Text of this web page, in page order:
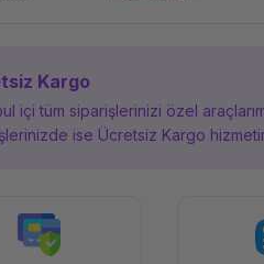
Kargo
içi tüm siparişlerinizi özel
ise Ücretsiz Kargo